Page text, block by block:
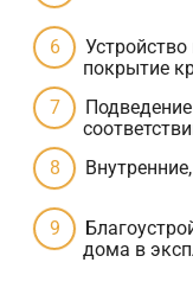
покрытие
дома в